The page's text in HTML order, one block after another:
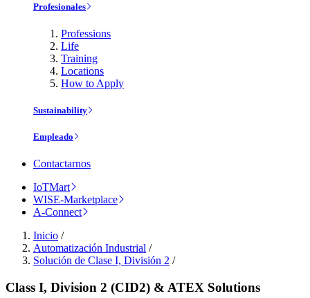
Profesionales
Professions
Life
Training
Locations
How to Apply
Sustainability
Empleado
Contactarnos
IoTMart
WISE-Marketplace
A-Connect
Inicio /
Automatización Industrial /
Solución de Clase I, División 2 /
Class I, Division 2 (CID2) & ATEX Solutions